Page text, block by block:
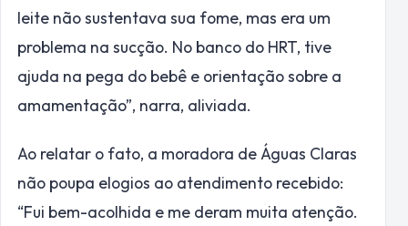
leite não sustentava sua fome, mas era um
problema na sucção. No banco do HRT, tive
ajuda na pega do bebê e orientação sobre a
amamentação”, narra, aliviada.
Ao relatar o fato, a moradora de Águas Claras
não poupa elogios ao atendimento recebido:
“Fui bem-acolhida e me deram muita atenção.